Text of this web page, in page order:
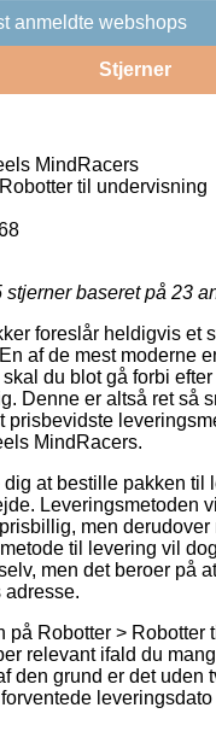
anmeldte webshops
Stjerner
MindRacers
til undervisning
stjerner baseret på 23
foreslår heldigvis et
af de mest moderne
du blot gå forbi
Denne er altså ret så
prisbevidste
MindRacers.
at bestille pakken til
Leveringsmetoden
men derudover
til levering vil
men det beroer på
på Robotter > Robotter
relevant ifald du
den grund er det uden
leveringsdato